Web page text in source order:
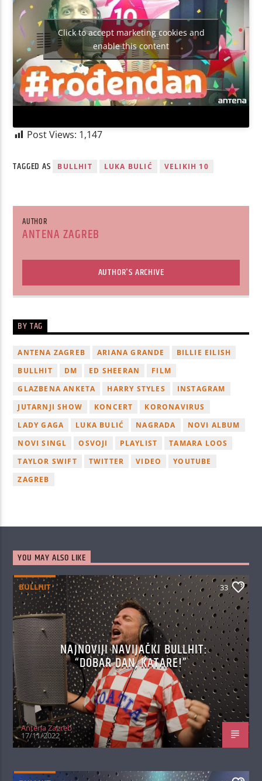
Click to accept marketing cookies and
enable this content
Post Views: 1,147
TAGGED AS BULLHIT LUKA BULIĆ VELIKIH 10
AUTHOR
ANTENA ZAGREB
AUTHOR'S ARCHIVE
BY TAG
ANTENA ZAGREB ARIANA GRANDE
BILLIE EILISH
BULLHIT
DM ED SHEERAN
FILM
GLAZBENA ANKETA
HARRY STYLES
INSTAGRAM
JUTARNJI SHOW
KONCERT
KORONAVIRUS
LADY GAGA
LUKA BULIĆ NAGRADA
NOVI ALBUM
NOVI SINGL
OSVOJI PLAYLIST
TAMARA LOOS
TAYLOR SWIFT
TWITTER VIDEO
YOUTUBE
ZAGREB
YOU MAY ALSO LIKE
BULLHIT 33
NAJNOVIJI NAVIJAČKI BULLHIT:
“DOBAR DAN, KATARE!”
Antena Zagreb
17/11/2022